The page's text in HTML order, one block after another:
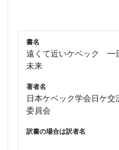
書名
遠くて近いケベック ━
未来
著者名
日本ケベック学会日ケ
委員会
訳書の場合は訳者名